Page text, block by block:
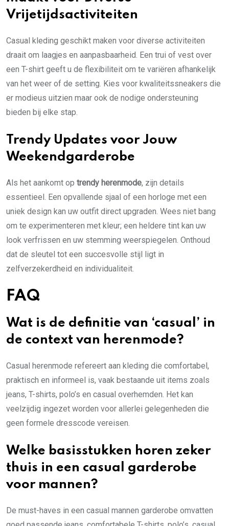
Vrijetijdsactiviteiten
Casual kleding geschikt maken voor diverse activiteiten
draait om laagjes en aanpasbaarheid. Een trui of vest over
een T-shirt geeft u de flexibiliteit om te variëren afhankelijk
van het weer of de setting. Kies voor kwaliteitssneakers die
er modieus uitzien maar ook de nodige ondersteuning
bieden bij elke stap.
Trendy Updates voor Jouw
Weekendgarderobe
Als het aankomt op trendy herenmode, zijn details
essentieel. Een opvallende sjaal of een horloge met een
uniek design kan uw outfit direct upgraden. Wees niet bang
om te experimenteren met kleur; een heldere tint kan uw
look verfrissen en uw stemming weerspiegelen. Onthoud
dat de sleutel tot een succesvolle stijl ligt in
zelfverzekerdheid en individualiteit.
FAQ
Wat is de definitie van ‘casual’ in
de context van herenmode?
Casual herenmode refereert aan kleding die comfortabel,
praktisch en informeel is, vaak bestaande uit items zoals
jeans, T-shirts, polo’s en casual overhemden. Het kan
veelzijdig ingezet worden voor allerlei gelegenheden die
geen formele dresscode vereisen.
Welke basisstukken horen zeker
thuis in een casual garderobe
voor mannen?
De must-haves in een casual mannen garderobe omvatten